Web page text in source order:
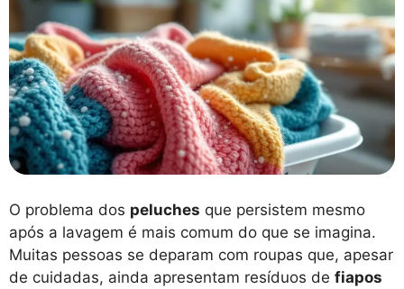
O problema dos peluches que persistem mesmo
após a lavagem é mais comum do que se imagina.
Muitas pessoas se deparam com roupas que, apesar
de cuidadas, ainda apresentam resíduos de fiapos